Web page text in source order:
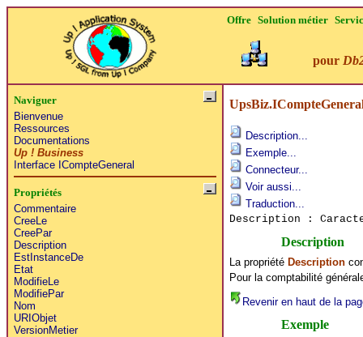
Offre Solution métier
pour
Naviguer
Bienvenue
Ressources
Documentations
Up ! Business
Interface ICompteGeneral
Propriétés
Commentaire
CreeLe
CreePar
Description
EstInstanceDe
Etat
ModifieLe
ModifiePar
Nom
URIObjet
VersionMetier
Description...
Exemple...
Connecteur...
Voir aussi...
Traduction...
Description :
Description
La propriété Description
Pour la comptabilité
Revenir en haut de la
Exemple